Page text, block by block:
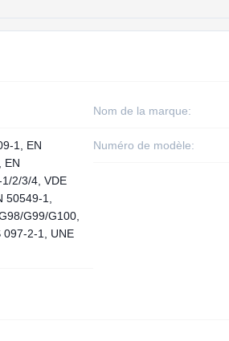
Nom de la marque:
EN
EN
2/3/4, VDE
G99/G100,
UNE
Numéro de modèle: